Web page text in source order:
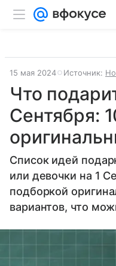
15 мая 2024 Источник:
Что
Сентября:
Список идей
или девочки на 1
подборкой
вариантов, что